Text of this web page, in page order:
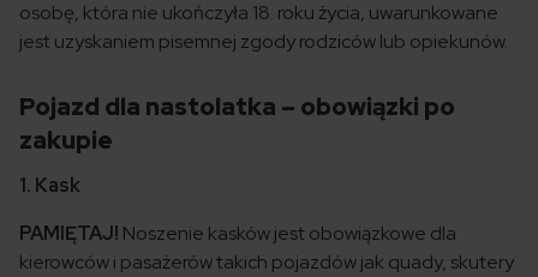
osobę, która nie ukończyła 18. roku życia, uwarunkowane
jest uzyskaniem pisemnej zgody rodziców lub opiekunów.
Pojazd dla nastolatka – obowiązki po
zakupie
1. Kask
PAMIĘTAJ! Noszenie kasków jest obowiązkowe dla
kierowców i pasażerów takich pojazdów jak quady, skutery